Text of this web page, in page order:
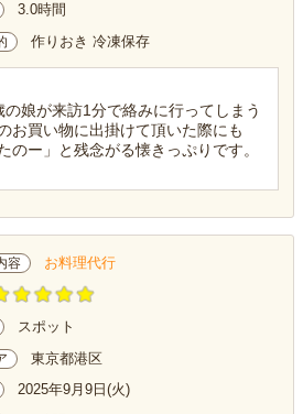
3.0時間
作りおき 冷凍保存
娘が来訪1分で絡みに行ってしまう
お買い物に出掛けて頂いた際にも
のー」と残念がる懐きっぷりです。
容 お料理代行
スポット
東京都港区
2025年9月9日(火)